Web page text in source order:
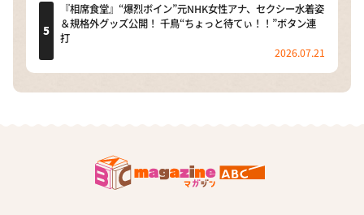
『相席食堂』“爆烈ボイン”元NHK女性アナ、セクシー水着姿
＆規格外グッズ公開！ 千鳥“ちょっと待てぃ！！”ボタン連
打
2026.07.21